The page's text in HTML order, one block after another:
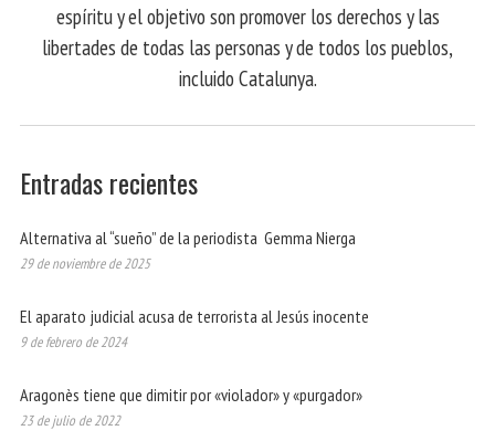
espíritu y el objetivo son promover los derechos y las
libertades de todas las personas y de todos los pueblos,
incluido Catalunya.
Entradas recientes
Alternativa al “sueño” de la periodista Gemma Nierga
29 de noviembre de 2025
El aparato judicial acusa de terrorista al Jesús inocente
9 de febrero de 2024
Aragonès tiene que dimitir por «violador» y «purgador»
23 de julio de 2022